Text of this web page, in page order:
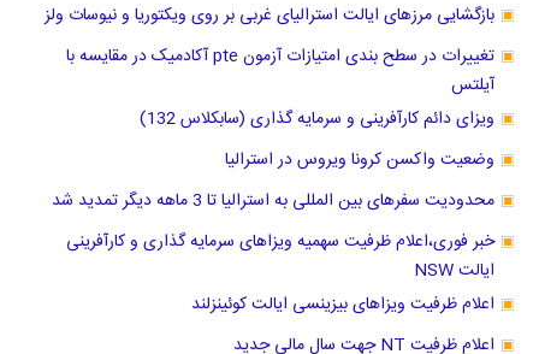
بازگشایی مرزهای ایالت استرالیای غربی بر روی ویکتوریا و نیوسات ولز
تغییرات در سطح بندی امتیازات آزمون pte آکادمیک در مقایسه با
آیلتس
ویزای دائم کارآفرینی و سرمایه گذاری (سابکلاس 132)
وضعیت واکسن کرونا ویروس در استرالیا
محدودیت سفرهای بین المللی به استرالیا تا 3 ماهه دیگر تمدید شد
خبر فوری،اعلام ظرفیت سهمیه ویزاهای سرمایه گذاری و کارآفرینی
ایالت NSW
اعلام ظرفیت ویزاهای بیزینسی ایالت کوئینزلند
اعلام ظرفیت NT جهت سال مالی جدید